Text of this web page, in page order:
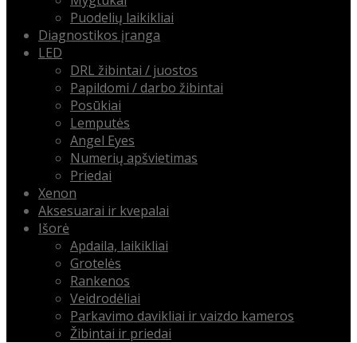
Puodelių laikikliai
Diagnostikos įranga
LED
DRL žibintai / juostos
Papildomi / darbo žibintai
Posūkiai
Lemputės
Angel Eyes
Numerių apšvietimas
Priedai
Xenon
Aksesuarai ir kvepalai
Išorė
Apdaila, laikikliai
Grotelės
Rankenos
Veidrodėliai
Parkavimo davikliai ir vaizdo kameros
Žibintai ir priedai